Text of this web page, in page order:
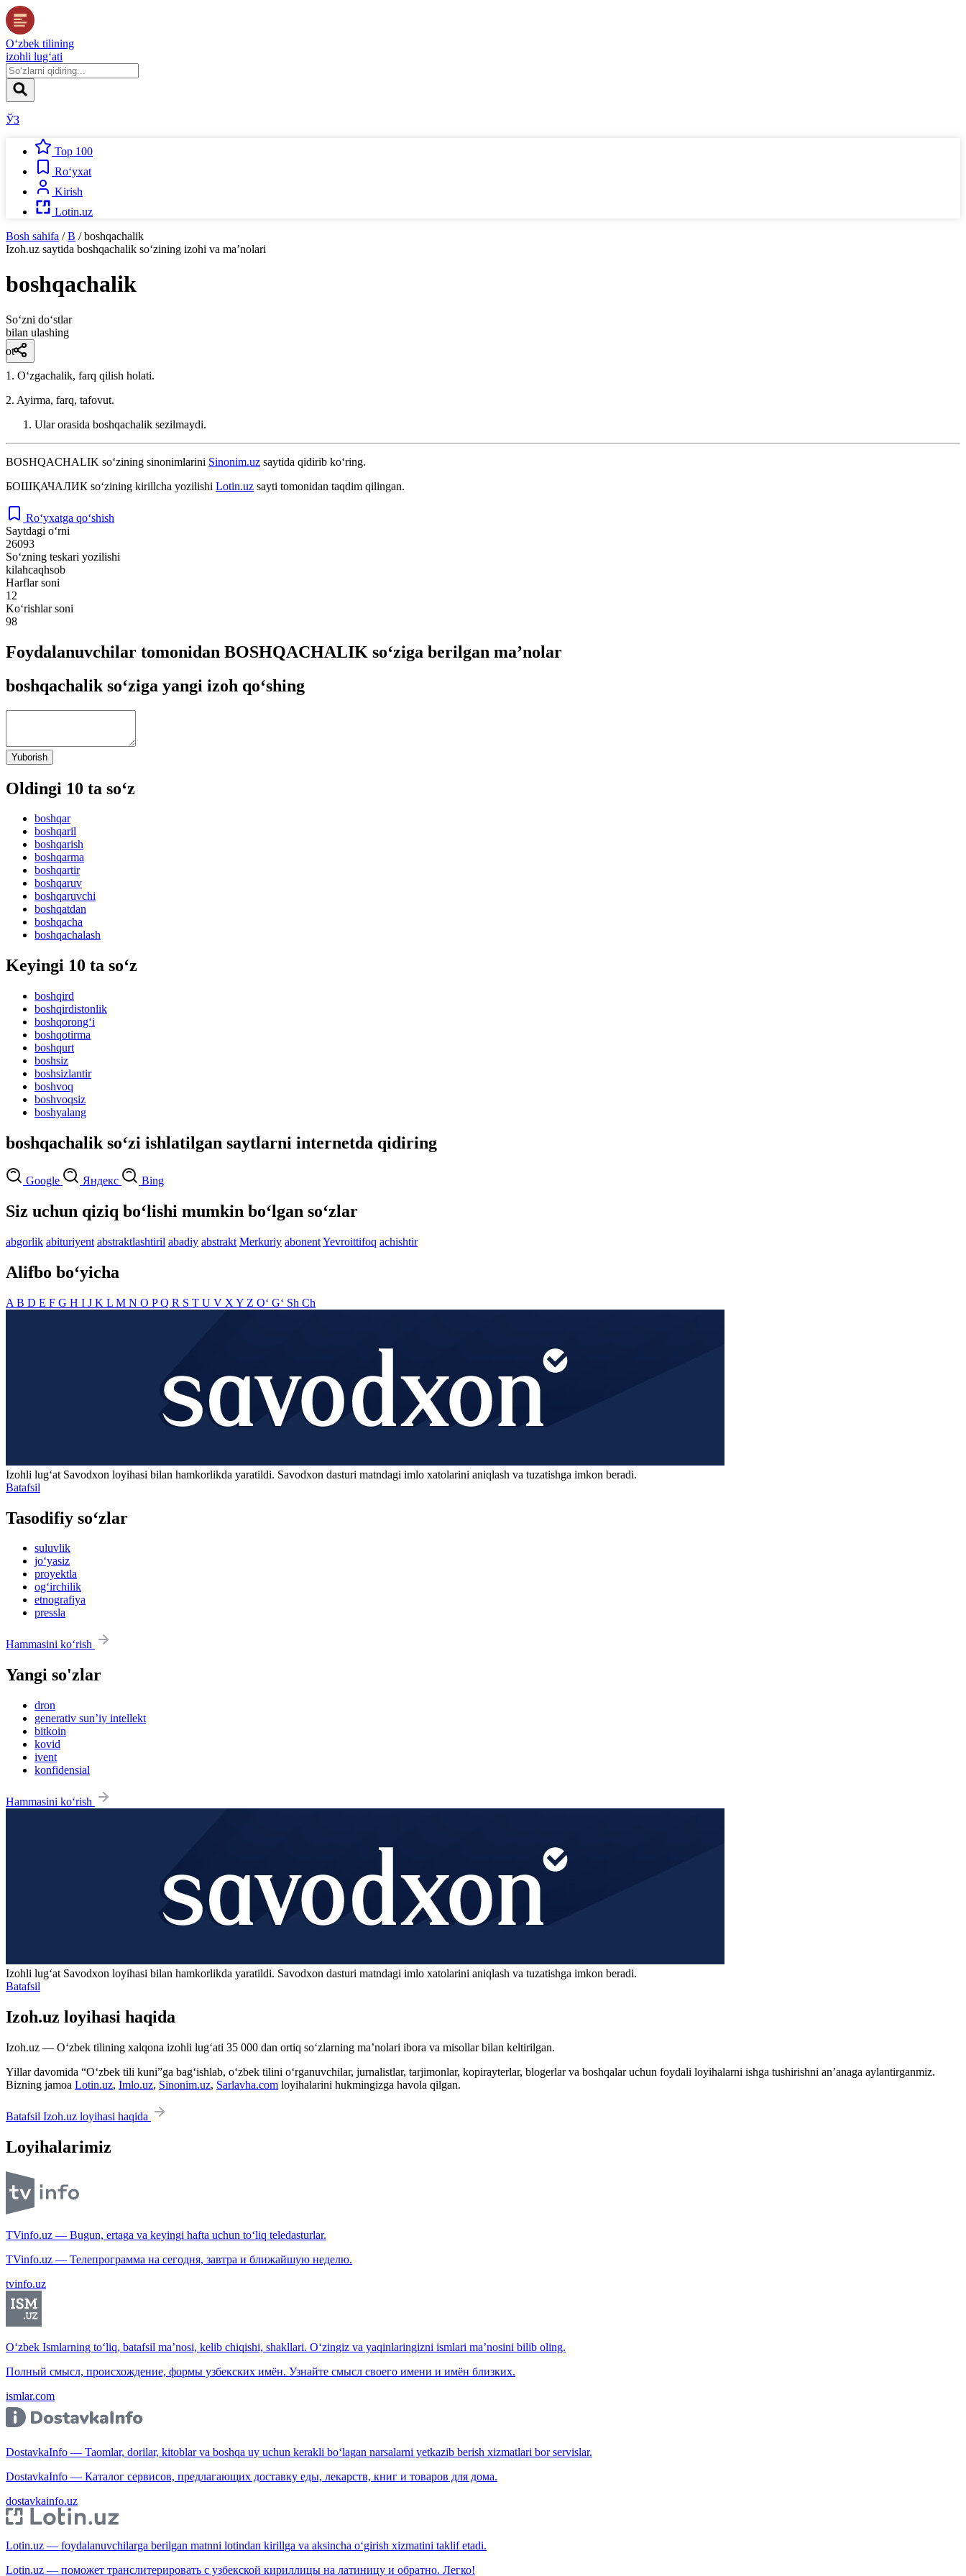
O‘zbek tilining
izohli lug‘ati
ЎЗ
Top 100
Ro‘yxat
Kirish
Lotin.uz
Bosh sahifa / B / boshqachalik
Izoh.uz saytida boshqachalik so‘zining izohi va ma’nolari
boshqachalik
So‘zni do‘stlar
bilan ulashing
ot
1. Oʻzgachalik, farq qilish holati.
2. Ayirma, farq, tafovut.
Ular orasida boshqachalik sezilmaydi.
BOSHQACHALIK so‘zining sinonimlarini Sinonim.uz saytida qidirib ko‘ring.
БОШҚАЧАЛИК so‘zining kirillcha yozilishi Lotin.uz sayti tomonidan taqdim qilingan.
Ro‘yxatga qo‘shish
Saytdagi o‘rni
26093
So‘zning teskari yozilishi
kilahcaqhsob
Harflar soni
12
Ko‘rishlar soni
98
Foydalanuvchilar tomonidan BOSHQACHALIK so‘ziga berilgan ma’nolar
boshqachalik so‘ziga yangi izoh qo‘shing
Yuborish
Oldingi 10 ta so‘z
boshqar
boshqaril
boshqarish
boshqarma
boshqartir
boshqaruv
boshqaruvchi
boshqatdan
boshqacha
boshqachalash
Keyingi 10 ta so‘z
boshqird
boshqirdistonlik
boshqorong‘i
boshqotirma
boshqurt
boshsiz
boshsizlantir
boshvoq
boshvoqsiz
boshyalang
boshqachalik so‘zi ishlatilgan saytlarni internetda qidiring
Google Яндекс Bing
Siz uchun qiziq bo‘lishi mumkin bo‘lgan so‘zlar
abgorlik abituriyent abstraktlashtiril abadiy abstrakt Merkuriy abonentYevroittifoq achishtir
Alifbo bo‘yicha
A B D E F G H I J K L M N O PQ R S T U V X Y Z O‘ G‘ Sh Ch
Izohli lugʻat Savodxon loyihasi bilan hamkorlikda yaratildi. Savodxon dasturi matndagi imlo xatolarini aniqlash va tuzatishga imkon beradi.
Batafsil
Tasodifiy so‘zlar
suluvlik
jo‘yasiz
proyektla
og‘irchilik
etnografiya
pressla
Hammasini ko‘rish
Yangi so'zlar
dron
generativ sun’iy intellekt
bitkoin
kovid
ivent
konfidensial
Hammasini ko‘rish
Izohli lugʻat Savodxon loyihasi bilan hamkorlikda yaratildi. Savodxon dasturi matndagi imlo xatolarini aniqlash va tuzatishga imkon beradi.
Batafsil
Izoh.uz loyihasi haqida
Izoh.uz — O‘zbek tilining xalqona izohli lug‘ati 35 000 dan ortiq so‘zlarning ma’nolari ibora va misollar bilan keltirilgan.
Yillar davomida “O‘zbek tili kuni”ga bag‘ishlab, o‘zbek tilini o‘rganuvchilar, jurnalistlar, tarjimonlar, kopirayterlar, blogerlar va boshqalar uchun foydali loyihalarni ishga tushirishni an’anaga aylantirganmiz.
Bizning jamoa Lotin.uz, Imlo.uz, Sinonim.uz, Sarlavha.com loyihalarini hukmingizga havola qilgan.
Batafsil Izoh.uz loyihasi haqida
Loyihalarimiz
TVinfo.uz — Bugun, ertaga va keyingi hafta uchun to‘liq teledasturlar.
TVinfo.uz — Телепрограмма на сегодня, завтра и ближайшую неделю.
tvinfo.uz
O‘zbek Ismlarning to‘liq, batafsil ma’nosi, kelib chiqishi, shakllari. O‘zingiz va yaqinlaringizni ismlari ma’nosini bilib oling.
Полный смысл, происхождение, формы узбекских имён. Узнайте смысл своего имени и имён близких.
ismlar.com
DostavkaInfo — Taomlar, dorilar, kitoblar va boshqa uy uchun kerakli bo‘lagan narsalarni yetkazib berish xizmatlari bor servislar.
DostavkaInfo — Каталог сервисов, предлагающих доставку еды, лекарств, книг и товаров для дома.
dostavkainfo.uz
Lotin.uz — foydalanuvchilarga berilgan matnni lotindan kirillga va aksincha o‘girish xizmatini taklif etadi.
Lotin.uz — поможет транслитерировать с узбекской кириллицы на латиницу и обратно. Легко!